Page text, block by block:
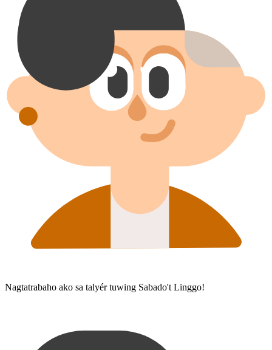
Nagtatrabaho ako sa talyér tuwing Sabado't Linggo!